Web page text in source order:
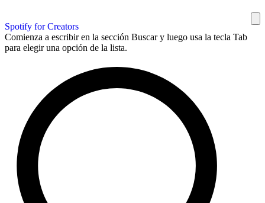
Spotify for Creators
Comienza a escribir en la sección Buscar y luego usa la tecla Tab
para elegir una opción de la lista.